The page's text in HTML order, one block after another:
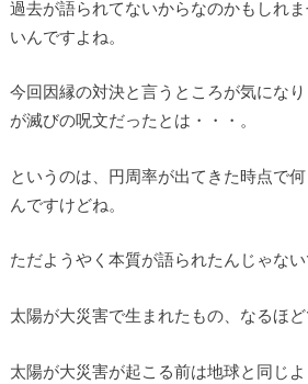
過去が語られてないからなのかもしれ
いんですよね。
今回因縁の対決と言うところが気にな
が滅びの呪文だったとは・・・。
というのは、円周率が出てきた時点で
んですけどね。
ただようやく本質が語られたんじゃない
太陽が大災害で生まれたもの、なるほど
太陽が大災害が起こる前は地球と同じ